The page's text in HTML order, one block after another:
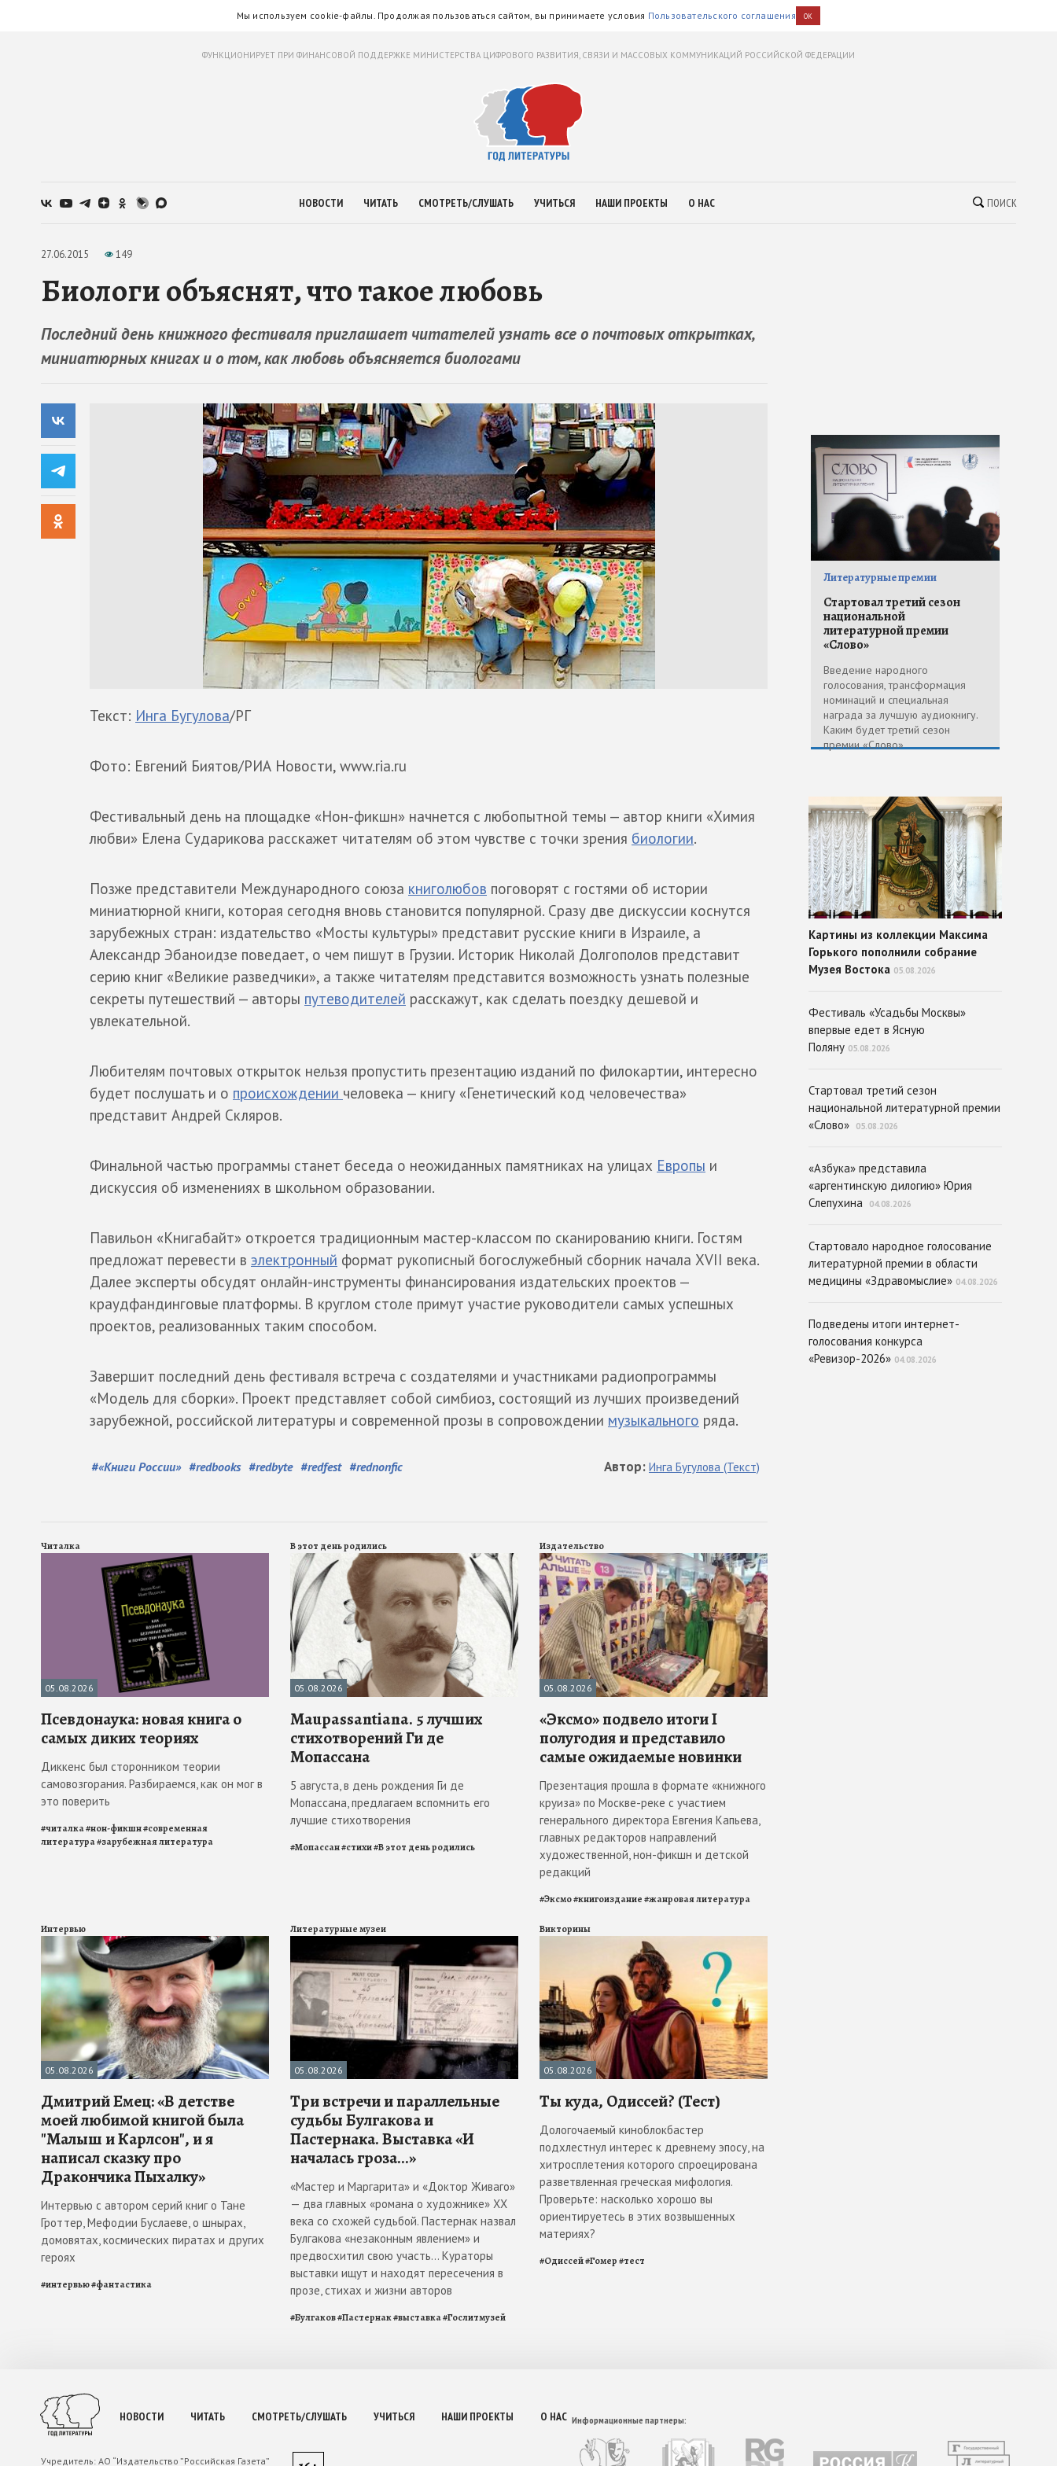
Мы используем cookie-файлы. Продолжая пользоваться сайтом, вы принимаете условия Пользовательского соглашения OK
ФУНКЦИОНИРУЕТ ПРИ ФИНАНСОВОЙ ПОДДЕРЖКЕ МИНИСТЕРСТВА ЦИФРОВОГО РАЗВИТИЯ, СВЯЗИ И МАССОВЫХ КОММУНИКАЦИЙ РОССИЙСКОЙ ФЕДЕРАЦИИ
НОВОСТИ ЧИТАТЬ СМОТРЕТЬ/СЛУШАТЬ УЧИТЬСЯ НАШИ ПРОЕКТЫ О НАС ПОИСК
27.06.2015 149
Биологи объяснят, что такое любовь
Последний день книжного фестиваля приглашает читателей узнать все о почтовых открытках,
миниатюрных книгах и о том, как любовь объясняется биологами
Текст: Инга Бугулова/РГ
Фото: Евгений Биятов/РИА Новости, www.ria.ru
Фестивальный день на площадке «Нон-фикшн» начнется с любопытной темы — автор книги «Химия
любви» Елена Сударикова расскажет читателям об этом чувстве с точки зрения биологии.
Позже представители Международного союза книголюбов поговорят с гостями об истории
миниатюрной книги, которая сегодня вновь становится популярной. Сразу две дискуссии коснутся
зарубежных стран: издательство «Мосты культуры» представит русские книги в Израиле, а
Александр Эбаноидзе поведает, о чем пишут в Грузии. Историк Николай Долгополов представит
серию книг «Великие разведчики», а также читателям представится возможность узнать полезные
секреты путешествий — авторы путеводителей расскажут, как сделать поездку дешевой и
увлекательной.
Любителям почтовых открыток нельзя пропустить презентацию изданий по филокартии, интересно
будет послушать и о происхождении человека — книгу «Генетический код человечества»
представит Андрей Скляров.
Финальной частью программы станет беседа о неожиданных памятниках на улицах Европы и
дискуссия об изменениях в школьном образовании.
Павильон «Книгабайт» откроется традиционным мастер-классом по сканированию книги. Гостям
предложат перевести в электронный формат рукописный богослужебный сборник начала XVII века.
Далее эксперты обсудят онлайн-инструменты финансирования издательских проектов —
краудфандинговые платформы. В круглом столе примут участие руководители самых успешных
проектов, реализованных таким способом.
Завершит последний день фестиваля встреча с создателями и участниками радиопрограммы
«Модель для сборки». Проект представляет собой симбиоз, состоящий из лучших произведений
зарубежной, российской литературы и современной прозы в сопровождении музыкального ряда.
#«Книги России» #redbooks #redbyte #redfest #rednonfic Автор: Инга Бугулова (Текст)
Читалка
05.08.2026
Псевдонаука: новая книга о
самых диких теориях
Диккенс был сторонником теории
самовозгорания. Разбираемся, как он мог в
это поверить
#читалка#нон-фикшн#современная
литература#зарубежная литература
В этот день родились
05.08.2026
Maupassantiana. 5 лучших
стихотворений Ги де
Мопассана
5 августа, в день рождения Ги де
Мопассана, предлагаем вспомнить его
лучшие стихотворения
#Мопассан#стихи#В этот день родились
Издательство
05.08.2026
«Эксмо» подвело итоги I
полугодия и представило
самые ожидаемые новинки
Презентация прошла в формате «книжного
круиза» по Москве-реке с участием
генерального директора Евгения Капьева,
главных редакторов направлений
художественной, нон-фикшн и детской
редакций
#Эксмо#книгоиздание#жанровая литература
Интервью
05.08.2026
Дмитрий Емец: «В детстве
моей любимой книгой была
"Малыш и Карлсон", и я
написал сказку про
Дракончика Пыхалку»
Интервью с автором серий книг о Тане
Гроттер, Мефодии Буслаеве, о шнырах,
домовятах, космических пиратах и других
героях
#интервью#фантастика
Литературные музеи
05.08.2026
Три встречи и параллельные
судьбы Булгакова и
Пастернака. Выставка «И
началась гроза...»
«Мастер и Маргарита» и «Доктор Живаго»
— два главных «романа о художнике» ХХ
века со схожей судьбой. Пастернак назвал
Булгакова «незаконным явлением» и
предвосхитил свою участь... Кураторы
выставки ищут и находят пересечения в
прозе, стихах и жизни авторов
#Булгаков#Пастернак#выставка#Гослитмузей
Викторины
05.08.2026
Ты куда, Одиссей? (Тест)
Дологочаемый киноблокбастер
подхлестнул интерес к древнему эпосу, на
хитросплетения которого спроецирована
разветвленная греческая мифология.
Проверьте: насколько хорошо вы
ориентируетесь в этих возвышенных
материях?
#Одиссей#Гомер#тест
Литературные премии
Стартовал третий сезон
национальной
литературной премии
«Слово»
Введение народного
голосования, трансформация
номинаций и специальная
награда за лучшую аудиокнигу.
Каким будет третий сезон
премии «Слово»
Картины из коллекции Максима
Горького пополнили собрание
Музея Востока 05.08.2026
Фестиваль «Усадьбы Москвы»
впервые едет в Ясную
Поляну 05.08.2026
Стартовал третий сезон
национальной литературной премии
«Слово»
05.08.2026
«Азбука» представила
«аргентинскую дилогию» Юрия
Слепухина
04.08.2026
Стартовало народное голосование
литературной премии в области
медицины «Здравомыслие» 04.08.2026
Подведены итоги интернет-
голосования конкурса
«Ревизор-2026» 04.08.2026
НОВОСТИ ЧИТАТЬ СМОТРЕТЬ/СЛУШАТЬ УЧИТЬСЯ НАШИ ПРОЕКТЫ О НАС
Учредитель: АО “Издательство ”Российская Газета”
Информационные партнеры: